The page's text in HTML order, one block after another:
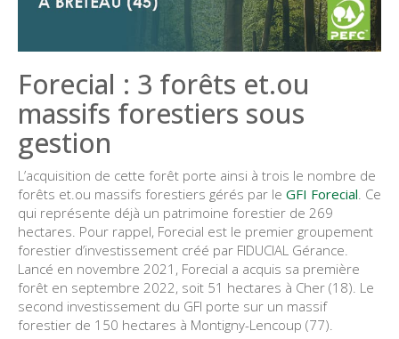
Forecial : 3 forêts et.ou
massifs forestiers sous
gestion
L’acquisition de cette forêt porte ainsi à trois le nombre de
forêts et.ou massifs forestiers gérés par le GFI Forecial. Ce
qui représente déjà un patrimoine forestier de 269
hectares. Pour rappel, Forecial est le premier groupement
forestier d’investissement créé par FIDUCIAL Gérance.
Lancé en novembre 2021, Forecial a acquis sa première
forêt en septembre 2022, soit 51 hectares à Cher (18). Le
second investissement du GFI porte sur un massif
forestier de 150 hectares à Montigny-Lencoup (77).